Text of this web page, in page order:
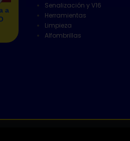
a
Senalización y V16
Herramientas
Limpieza
Alfombrillas